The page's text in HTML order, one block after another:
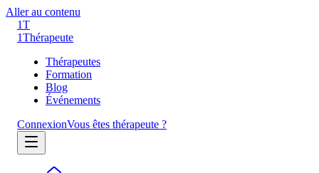
Aller au contenu
1T
1Thérapeute
Thérapeutes
Formation
Blog
Événements
ConnexionVous êtes thérapeute ?